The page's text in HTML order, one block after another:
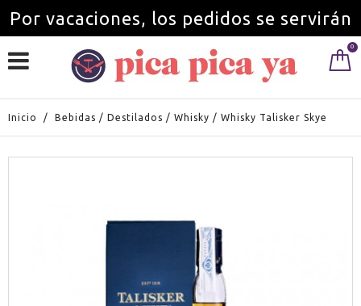
Por vacaciones, los pedidos se servirán
a partir del 1 de septiembre.
0
Inicio / Bebidas / Destilados / Whisky / Whisky Talisker Skye